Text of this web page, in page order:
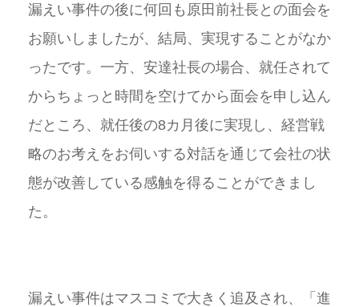
漏えい事件の後に何回も原田前社長との面会を
お願いしましたが、結局、実現することがなか
ったです。一方、安達社長の場合、就任されて
からちょっと時間を空けてから面会を申し込ん
だところ、就任後の8カ月後に実現し、経営戦
略のお考えをお伺いする対話を通じて会社の状
態が改善している感触を得ることができまし
た。
漏えい事件はマスコミで大きく追及され、「進